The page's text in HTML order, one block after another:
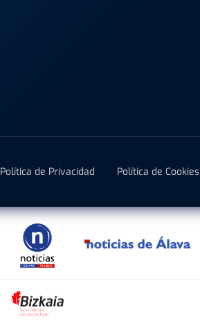
Política de Privacidad Política de Cookies